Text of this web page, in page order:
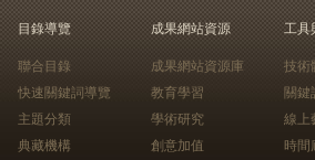
目錄導覽
聯合目錄
快速關鍵詞導覽
主題分類
典藏機構
成果網站資源
成果網站資源庫
教育學習
學術研究
創意加值
工具
技術
關鍵
線上
時間